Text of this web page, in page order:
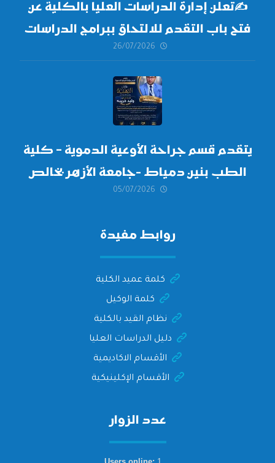
✍تعلن إدارة الدراسات العليا بالكلية عن
فتح باب التقدم للالتحاق ببرامج الدراسات
العليا لدورة
أكتوبر 2026،
26/07/2026
يتقدم قسم جراحة الأوعية الدموية – كلية
الطب بنين دمياط -جامعة الأزهر بخالص
التهنئة وأصدق الأمنيات إلى الأستاذ
05/07/2026
روابط مفيدة
كلمة عميد الكلية
كلمة الوكيل
نظام القيد بالكلية
دليل الدراسات العليا
الأقسام الاكاديمية
الأقسام الإكلينيكية
عدد الزوار